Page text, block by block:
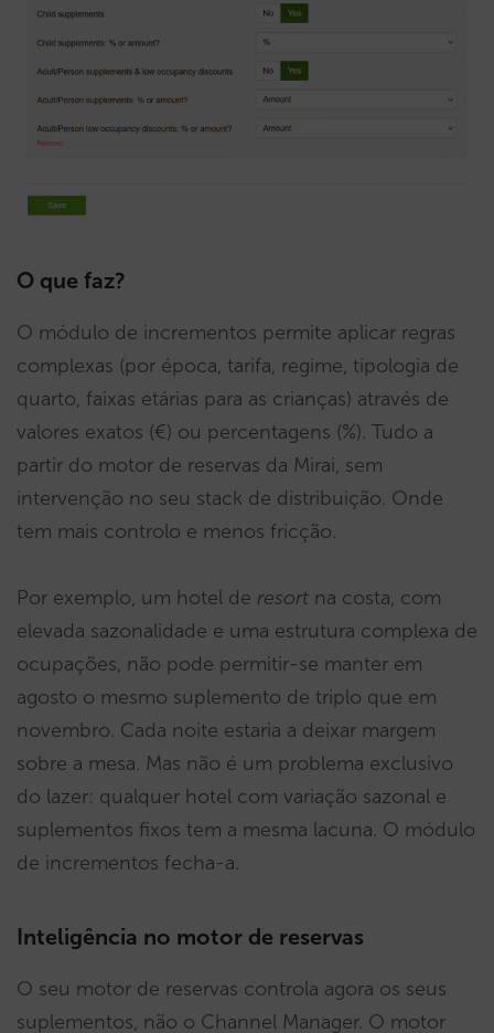
O que faz?
O módulo de incrementos permite aplicar regras
complexas (por época, tarifa, regime, tipologia de
quarto, faixas etárias para as crianças) através de
valores exatos (€) ou percentagens (%). Tudo a
partir do motor de reservas da Mirai, sem
intervenção no seu stack de distribuição. Onde
tem mais controlo e menos fricção.
Por exemplo, um hotel de resort na costa, com
elevada sazonalidade e uma estrutura complexa de
ocupações, não pode permitir-se manter em
agosto o mesmo suplemento de triplo que em
novembro. Cada noite estaria a deixar margem
sobre a mesa. Mas não é um problema exclusivo
do lazer: qualquer hotel com variação sazonal e
suplementos fixos tem a mesma lacuna. O módulo
de incrementos fecha-a.
Inteligência no motor de reservas
O seu motor de reservas controla agora os seus
suplementos, não o Channel Manager. O motor